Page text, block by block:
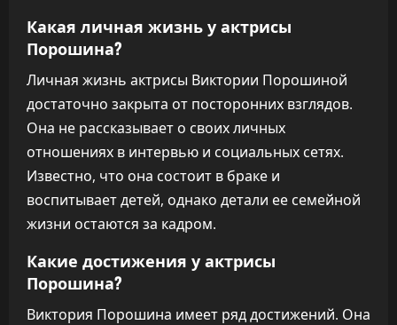
Какая личная жизнь у актрисы
Порошина?
Личная жизнь актрисы Виктории Порошиной
достаточно закрыта от посторонних взглядов.
Она не рассказывает о своих личных
отношениях в интервью и социальных сетях.
Известно, что она состоит в браке и
воспитывает детей, однако детали ее семейной
жизни остаются за кадром.
Какие достижения у актрисы
Порошина?
Виктория Порошина имеет ряд достижений. Она